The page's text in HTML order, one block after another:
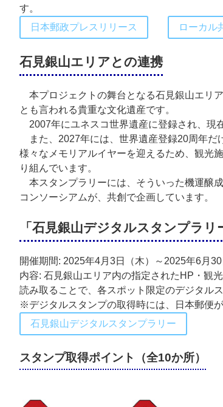
す。
日本郵政プレスリリース
ローカル
石見銀山エリアとの連携
本プロジェクトの舞台となる石見銀山エリ
とも言われる貴重な文化遺産です。
2007年にユネスコ世界遺産に登録され、現
また、2027年には、世界遺産登録20周年だ
様々なメモリアルイヤーを迎えるため、観光
り組んでいます。
本スタンプラリーには、そういった機運醸
コンソーシアムが、共創で企画しています。
「石見銀山デジタルスタンプラリ
開催期間: 2025年4月3日（木）～2025年6月30
内容: 石見銀山エリア内の指定されたHP・観
読み取ることで、各スポット限定のデジタル
※デジタルスタンプの取得時には、日本郵便
石見銀山デジタルスタンプラリー
スタンプ取得ポイント（全10か所）